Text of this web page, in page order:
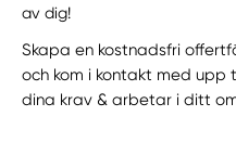
av dig!
Skapa en kostnadsfri
och kom i kontakt med
dina krav & arbetar i ditt